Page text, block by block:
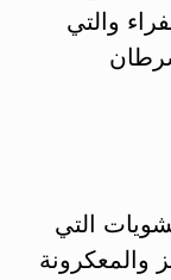
والتي
التي
والمعكرونة